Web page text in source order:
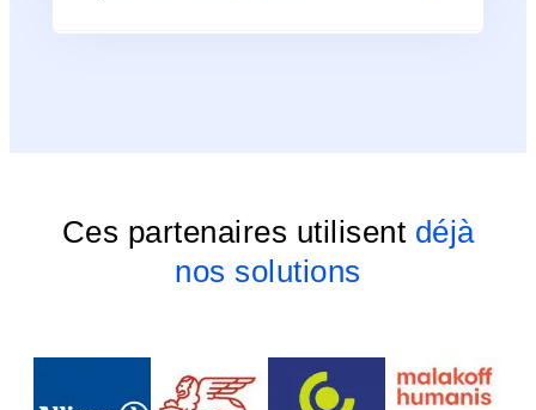
Ces partenaires utilisent déjà
nos solutions